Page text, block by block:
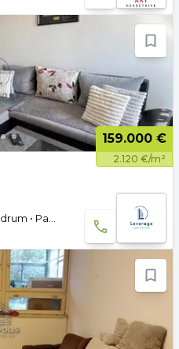
159.000 €
2.120 €/m²
Agencija • Uknjižen • Prazno • Podrum • Parking